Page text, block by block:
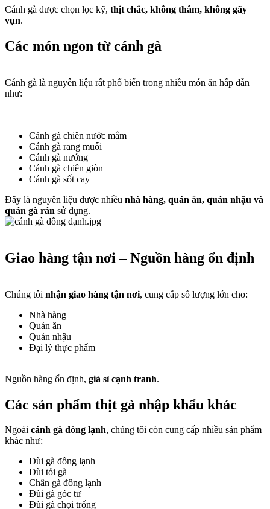
Cánh gà được chọn lọc kỹ, thịt chắc, không thâm, không gãy
vụn.
Các món ngon từ cánh gà​
Cánh gà là nguyên liệu rất phổ biến trong nhiều món ăn hấp dẫn
như:
Cánh gà chiên nước mắm
Cánh gà rang muối
Cánh gà nướng
Cánh gà chiên giòn
Cánh gà sốt cay
Đây là nguyên liệu được nhiều nhà hàng, quán ăn, quán nhậu và
quán gà rán sử dụng.
Giao hàng tận nơi – Nguồn hàng ổn định​
Chúng tôi nhận giao hàng tận nơi, cung cấp số lượng lớn cho:
Nhà hàng
Quán ăn
Quán nhậu
Đại lý thực phẩm
Nguồn hàng ổn định, giá sỉ cạnh tranh.
Các sản phẩm thịt gà nhập khẩu khác​
Ngoài cánh gà đông lạnh, chúng tôi còn cung cấp nhiều sản phẩm
khác như:
Đùi gà đông lạnh
Đùi tỏi gà
Chân gà đông lạnh
Đùi gà góc tư
Đùi gà chọi trống